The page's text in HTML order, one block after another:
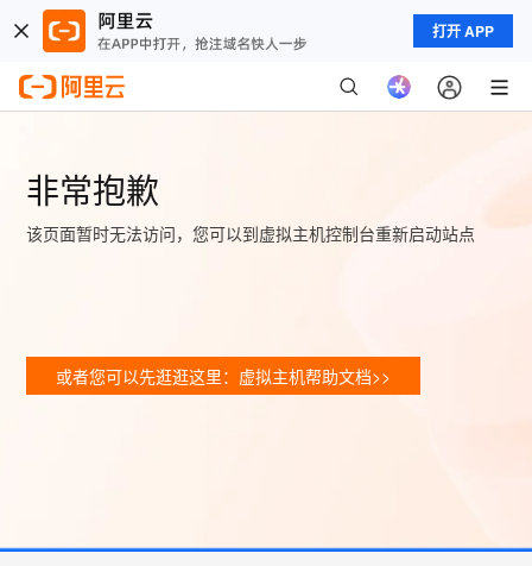
打开 APP
非常抱歉
该页面暂时无法访问，您可以到虚拟主机控制台重新启动站点
或者您可以先逛逛这里：虚拟主机帮助文档>>